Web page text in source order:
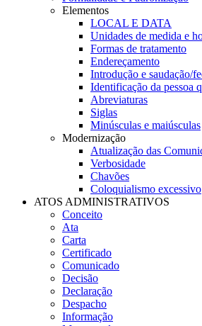
Elementos
LOCAL E DATA
Unidades de medida e
Formas de tratamento
Endereçamento
Introdução e saudação/
Identificação da pessoa
Abreviaturas
Siglas
Minúsculas e maiúsculas
Modernização
Atualização das
Verbosidade
Chavões
Coloquialismo excessivo
ATOS ADMINISTRATIVOS
Conceito
Ata
Carta
Certificado
Comunicado
Decisão
Declaração
Despacho
Informação